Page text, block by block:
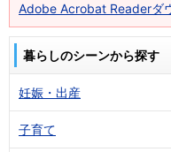
Adobe Acrobat Readerダ
暮らしのシーンから探す
妊娠・出産
子育て